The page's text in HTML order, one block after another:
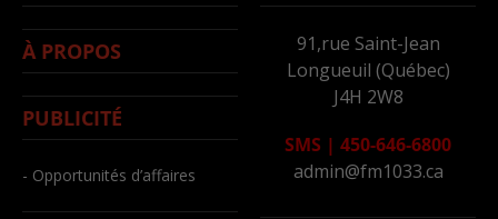
À PROPOS
PUBLICITÉ
- Opportunités d’affaires
91,rue Saint-Jean
Longueuil (Québec)
J4H 2W8
SMS | 450-646-6800
admin@fm1033.ca